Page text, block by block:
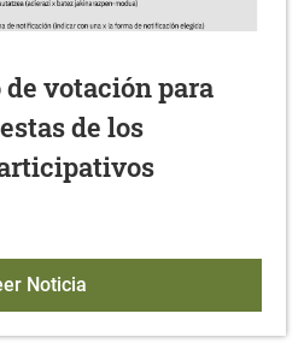
votación para
de los
NoticiaAbierto el plazo de